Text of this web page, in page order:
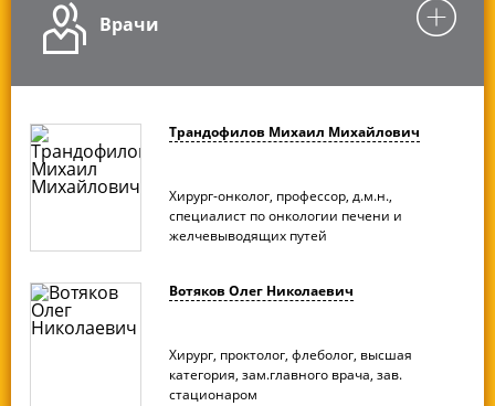
Врачи
Трандофилов Михаил Михайлович
Хирург-онколог, профессор, д.м.н.,
специалист по онкологии печени и
желчевыводящих путей
Вотяков Олег Николаевич
Хирург, проктолог, флеболог, высшая
категория, зам.главного врача, зав.
стационаром